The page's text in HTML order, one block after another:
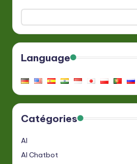
Language
Catégories
AI
AI Chatbot